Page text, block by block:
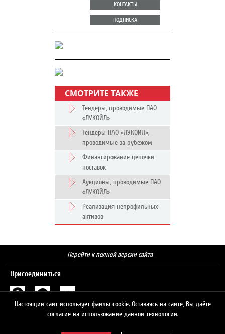
КОНТАКТЫ
ПОДПИСКА
СМОТРИТЕ ТАКЖЕ
Тендеры, проводимые ПАО
«ЛУКОЙЛ»
Тендеры ПАО «ЛУКОЙЛ»,
проводимые за рубежом
Финансирование цепочки
поставок
Аукционы, проводимые ПАО
«ЛУКОЙЛ»
Реализация непрофильных
активов
Перейти к полной версии сайта
Присоединиться
Настоящий сайт использует файлы cookie. Оставаясь на сайте, Вы даёте
согласие на использование данной технологии.